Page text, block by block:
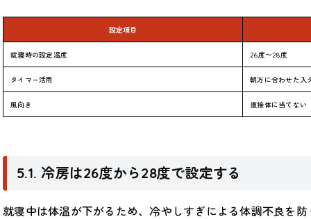
設定項目
就寝時の設定温度 26度〜28度
タイマー活用 朝方に合わせた入
風向き 直接体に当てない
5.1. 冷房は26度から28度で設定する
就寝中は体温が下がるため、冷やしすぎによる体調不良を